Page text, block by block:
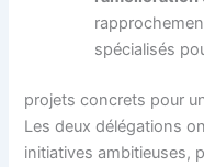
spécialisés
projets concrets pour
Les deux délégations
initiatives ambitieuses,